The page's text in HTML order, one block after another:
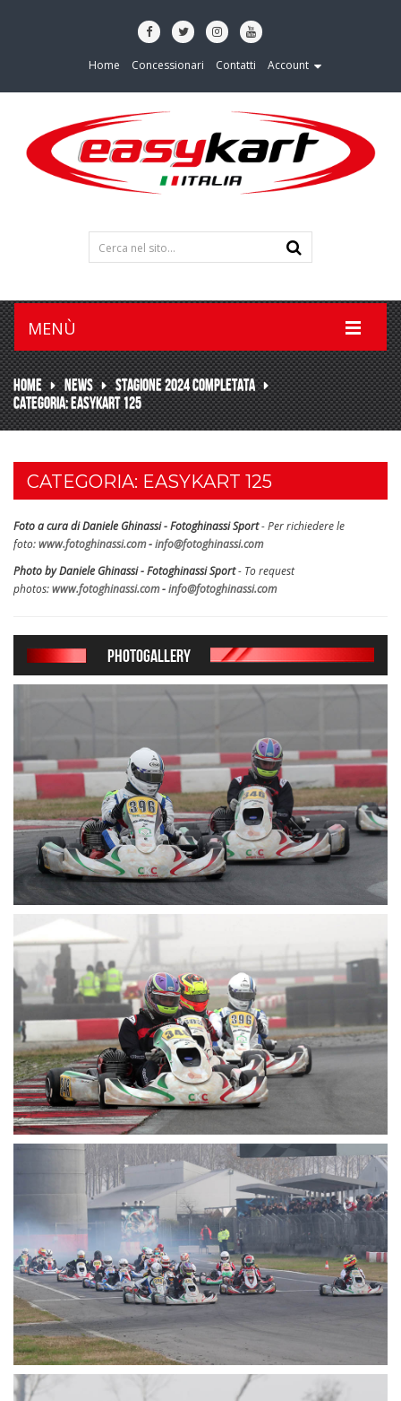
Home Concessionari Contatti Account
MENÙ
HOME NEWS
STAGIONE 2024 COMPLETATA
CATEGORIA: EASYKART 125
CATEGORIA: EASYKART 125
Foto a cura di Daniele Ghinassi - Fotoghinassi Sport- Per richiedere le
foto:www.fotoghinassi.com-info@fotoghinassi.com
Photo by Daniele Ghinassi - Fotoghinassi Sport- To request
photos:www.fotoghinassi.com-info@fotoghinassi.com
PHOTOGALLERY